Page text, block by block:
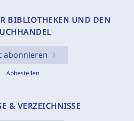
BIBLIOTHEKEN UND DEN
abonnieren
Abbestellen
& VERZEICHNISSE